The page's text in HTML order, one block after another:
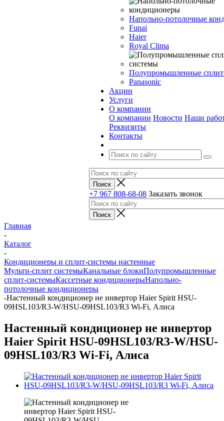
Напольно-потолочные
Funai
Haier
Royal Clima
Полупромышленные
Panasonic
Акции
Услуги
О компании
О компании Новости Наши
Реквизиты
Контакты
+7 967 808-68-08 Заказать звонок
Главная
-
Каталог
-
Кондиционеры и сплит-системы настенные
Мульти-сплит системыКанальные блокиПолупромышленные
сплит-системыКассетные кондиционерыНапольно-
потолочные кондиционеры
-Настенный кондиционер не инвертор Haier Spirit HSU-
09HSL103/R3-W/HSU-09HSL103/R3 Wi-Fi, Алиса
Настенный кондиционер не инвертор
Haier Spirit HSU-09HSL103/R3-W/HSU-
09HSL103/R3 Wi-Fi, Алиса